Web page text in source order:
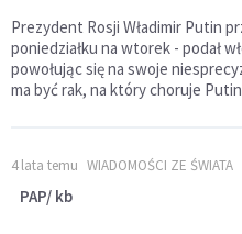
Prezydent Rosji Władimir Putin
poniedziałku na wtorek - podał
powołując się na swoje
ma być rak, na który choruje
4 lata temu WIADOMOŚCI ZE ŚWIATA
PAP/ kb